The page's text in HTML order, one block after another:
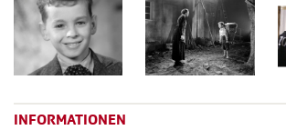
INFORMATIONEN